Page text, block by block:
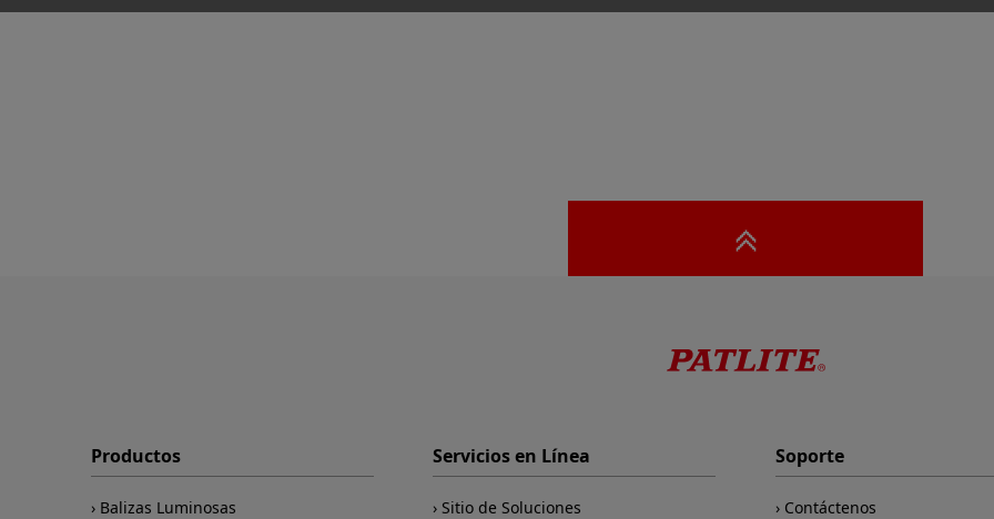
Productos
Balizas Luminosas
Servicios en Línea
Sitio de Soluciones
Soporte
Contáctenos